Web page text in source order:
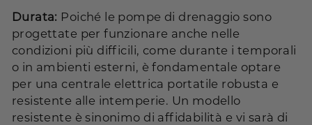
Durata: Poiché le pompe di drenaggio sono
progettate per funzionare anche nelle
condizioni più difficili, come durante i temporali
o in ambienti esterni, è fondamentale optare
per una centrale elettrica portatile robusta e
resistente alle intemperie. Un modello
resistente è sinonimo di affidabilità e vi sarà di